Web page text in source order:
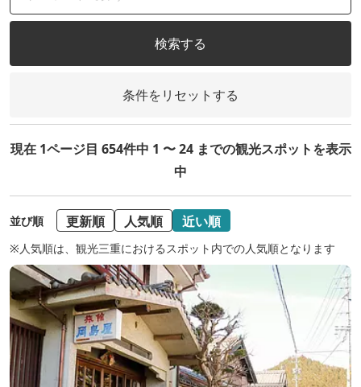
検索する
条件をリセットする
現在 1ページ目 654件中 1 〜 24 までの観光スポットを表示
中
並び順 更新順 人気順 近い順
※人気順は、観光三重におけるスポット内での人気順となります